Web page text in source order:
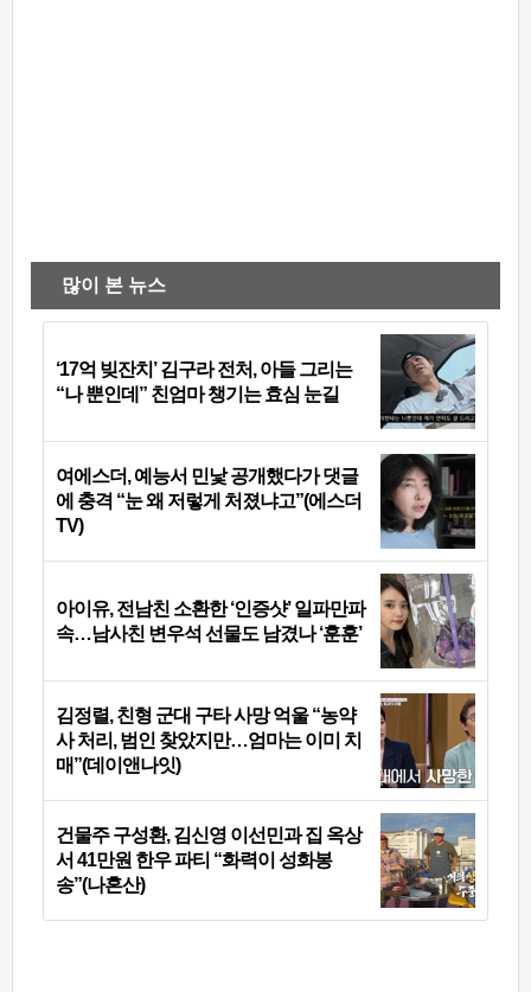
많이 본 뉴스
‘17억 빚잔치’ 김구라 전처, 아들 그리는
“나 뿐인데” 친엄마 챙기는 효심 눈길
여에스더, 예능서 민낯 공개했다가 댓글
에 충격 “눈 왜 저렇게 처졌냐고”(에스더
TV)
아이유, 전남친 소환한 ‘인증샷’ 일파만파
속…남사친 변우석 선물도 남겼나 ‘훈훈’
김정렬, 친형 군대 구타 사망 억울 “농약
사 처리, 범인 찾았지만…엄마는 이미 치
매”(데이앤나잇)
건물주 구성환, 김신영 이선민과 집 옥상
서 41만원 한우 파티 “화력이 성화봉
송”(나혼산)